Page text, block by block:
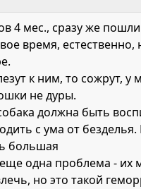
4 мес., сразу же
время, естественно,
к ним, то сожрут, у
не дуры.
должна быть
с ума от
большая
одна проблема - их
но это такой